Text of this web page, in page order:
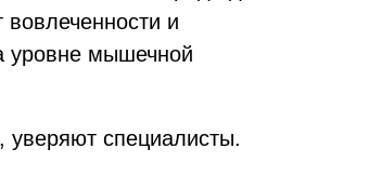
и
уровне мышечной
уверяют специалисты.